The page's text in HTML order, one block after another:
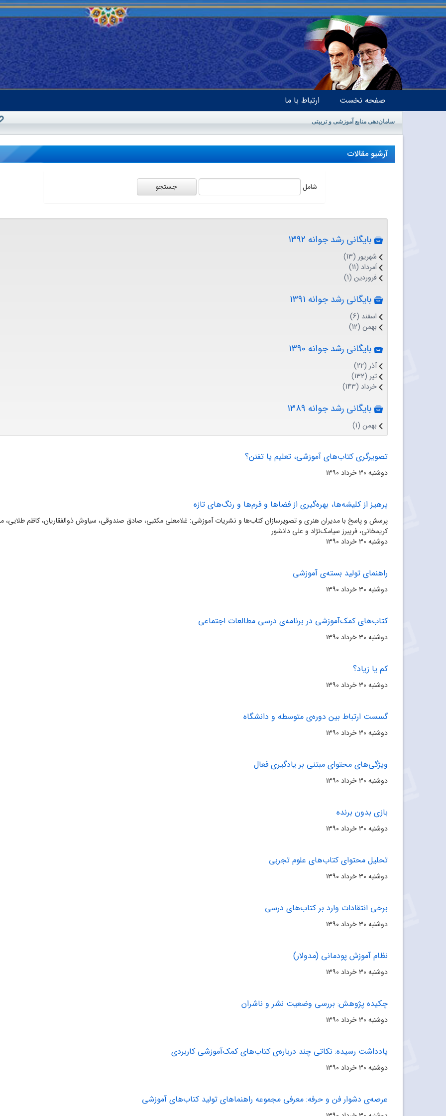
صفحه نخست ارتباط با ما
سامان‌دهی منابع آموزشی و تربیتی
آرشیو مقالات
شامل
بایگانی رشد جوانه 1392
شهریور (13)
اَمرداد (11)
فروردین (1)
بایگانی رشد جوانه 1391
اسفند (6)
بهمن (12)
بایگانی رشد جوانه 1390
آذر (22)
تیر (132)
خرداد (143)
بایگانی رشد جوانه 1389
بهمن (1)
تصویرگری کتاب‌های آموزشی، تعلیم یا تفنن؟
دوشنبه ۳۰ خرداد ۱۳۹۰
پرهیز از کلیشه‌ها، بهره‌گیری از فضاها و فرم‌ها و رنگ‌های تازه
پرسش و پاسخ با مدیران هنری و تصویرسازان کتاب‌ها و نشریات آموزشی: غلامعلی مکتبی، صادق صندوقی، سیاوش ذوالفقاریان، کاظم طلایی،
کریمخانی، فریبرز سیامک‌نژاد و علی دانشور
دوشنبه ۳۰ خرداد ۱۳۹۰
راهنمای تولید بسته‌ی آموزشی
دوشنبه ۳۰ خرداد ۱۳۹۰
کتاب‌های کمک‌آموزشی در برنامه‌ی درسی مطالعات اجتماعی
دوشنبه ۳۰ خرداد ۱۳۹۰
کم یا زیاد؟
دوشنبه ۳۰ خرداد ۱۳۹۰
گسست ارتباط بین دوره‌ی متوسطه و دانشگاه
دوشنبه ۳۰ خرداد ۱۳۹۰
ویژگی‌های محتوای مبتنی بر یادگیری فعال
دوشنبه ۳۰ خرداد ۱۳۹۰
بازی بدون برنده
دوشنبه ۳۰ خرداد ۱۳۹۰
تحلیل محتوای کتاب‌های علوم تجربی
دوشنبه ۳۰ خرداد ۱۳۹۰
برخی انتقادات وارد بر کتاب‌های درسی
دوشنبه ۳۰ خرداد ۱۳۹۰
نظام آموزش پودمانی (مدولار)
دوشنبه ۳۰ خرداد ۱۳۹۰
چکیده پژوهش: بررسی وضعیت نشر و ناشران
دوشنبه ۳۰ خرداد ۱۳۹۰
یادداشت رسیده: نکاتی چند درباره‌ی کتاب‌های کمک‌آموزشی کاربردی
دوشنبه ۳۰ خرداد ۱۳۹۰
عرصه‌ی دشوار فن و حرفه: معرفی مجموعه راهنماهای تولید کتاب‌های آموزشی